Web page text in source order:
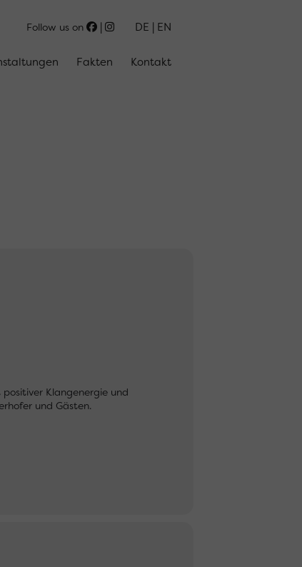
Follow us on DE EN
Fakten Kontakt
Klangenergie und
und Gästen.